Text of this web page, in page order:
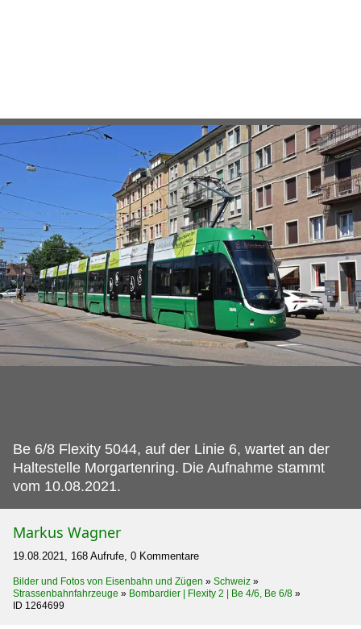
Be 6/8 Flexity 5044, auf der Linie 6, wartet an der
Haltestelle Morgartenring. Die Aufnahme stammt
vom 10.08.2021.
Markus Wagner
19.08.2021, 168 Aufrufe, 0 Kommentare
Bilder und Fotos von Eisenbahn und Zügen » Schweiz »
Strassenbahnfahrzeuge » Bombardier | Flexity 2 | Be 4/6, Be 6/8 »
ID 1264699